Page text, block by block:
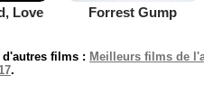
Love Forrest Gump
films : Meilleurs films de
.